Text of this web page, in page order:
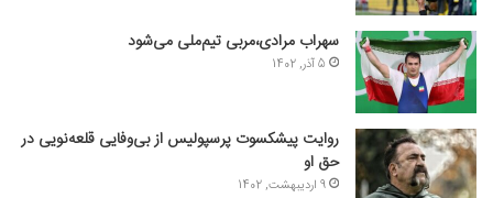
سهراب مرادی،مربی تیم‌ملی می‌شود
5 آذر, 1402
روایت پیشکسوت پرسپولیس از بی‌وفایی قلعه‌نویی در
حق او
9 اردیبهشت, 1402